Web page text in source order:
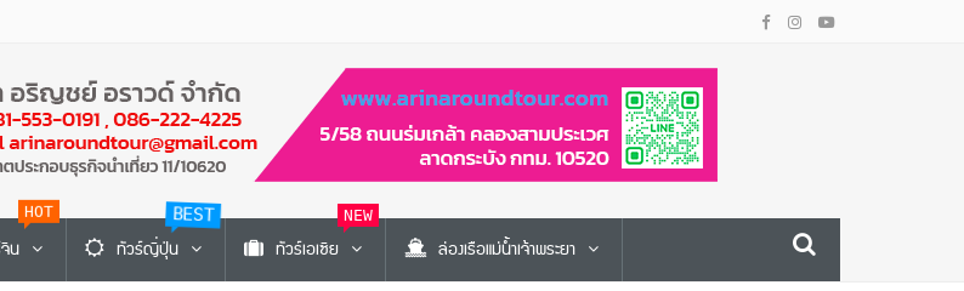
น
HOT
ทัวร์ญี่ปุ่น
BEST
ทัวร์เอเซีย
NEW
ล่องเรือแม่น้ำเจ้าพระยา